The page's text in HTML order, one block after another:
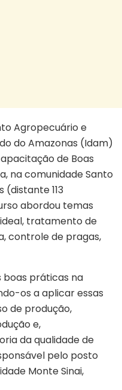
Agropecuário e
do Amazonas (Idam)
de Boas
na comunidade Santo
(distante 113
abordou temas
tratamento de
controle de pragas,
boas práticas na
os a aplicar essas
de produção,
e,
da qualidade de
pelo posto
Monte Sinai,